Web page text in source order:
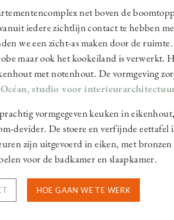
net boven de
iedere zichtlijn contact te hebben
we een zicht-as maken door de ruimte.
maar ook het kookeiland is verwerkt.
met notenhout. De vormgeving
Océan, studio voor
vormgegeven keuken in
devider. De stoere en verfijnde eettafel
zijn uitgevoerd in eiken, met bronzen
voor de badkamer en slaapkamer.
HOE GAAN WE TE WERK